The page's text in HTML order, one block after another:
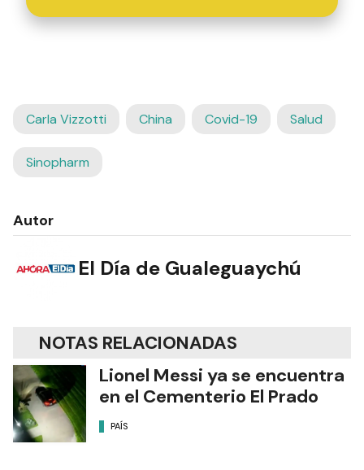
Carla Vizzotti China Covid-19 Salud
Sinopharm
Autor
El Día de Gualeguaychú
NOTAS RELACIONADAS
Lionel Messi ya se encuentra
en el Cementerio El Prado
PAÍS